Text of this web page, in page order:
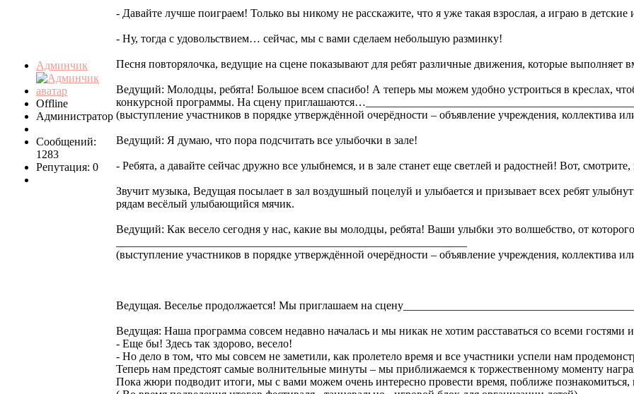
Админчик
Offline
Администратор
Сообщений:
1283
Репутация: 0
- Давайте лучше поиграем! Только вы никому не расскажите, что я уже такая взрослая, а играю в
- Ну, тогда с удовольствием… сейчас, мы с вами сделаем небольшую разминку!
Песня повторялочка, ведущие на сцене показывают для ребят различные движения, которые выполняет
Ведущий: Молодцы, ребята! Большое всем спасибо! А теперь мы можем удобно устроиться в креслах,
конкурсной программы. На сцену
(выступление участников в порядке утверждённой очерёдности – объявление учреждения, коллектива
Ведущий: Я думаю, что пора подсчитать все улыбочки в зале!
- Ребята, а давайте сейчас дружно все улыбнемся, и в зале станет еще светлей и радостней! Вот,
Звучит музыка, Ведущая посылает в зал воздушный поцелуй и улыбается и призывает всех ребят
рядам весёлый улыбающийся мячик.
Ведущий: Как весело сегодня у нас, какие вы молодцы, ребята! Ваши улыбки это волшебство, от
(выступление участников в порядке утверждённой очерёдности – объявление учреждения, коллектива
Ведущая. Веселье продолжается! Мы приглашаем на
Ведущая: Наша программа совсем недавно началась и мы никак не хотим расставаться со всеми гостями
- Еще бы! Здесь так здорово, весело!
- Но дело в том, что мы совсем не заметили, как пролетело время и все участники успели нам
Теперь нам предстоят самые волнительные минуты – мы приближаемся к торжественному моменту
Пока жюри подводит итоги, мы с вами можем очень интересно провести время, поближе